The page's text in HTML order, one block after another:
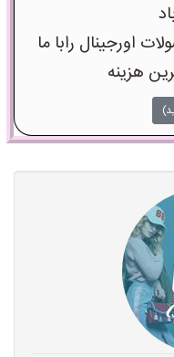
اورجینال رابا ما
هزینه